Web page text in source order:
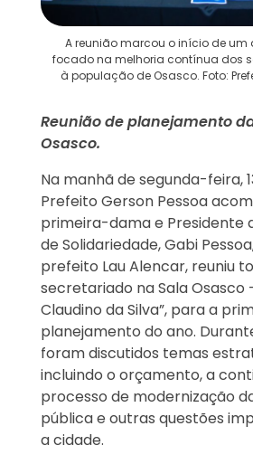
A reunião marcou o início de um
focado na melhoria contínua dos
à população de Osasco. Foto:
Reunião de planejamento
Osasco.
Na manhã de segunda-feira,
Prefeito Gerson Pessoa
primeira-dama e Presidente
de Solidariedade, Gabi
prefeito Lau Alencar, reuniu
secretariado na Sala Osasco
Claudino da Silva”, para a
planejamento do ano.
foram discutidos temas
incluindo o orçamento, a
processo de modernização
pública e outras questões
a cidade.